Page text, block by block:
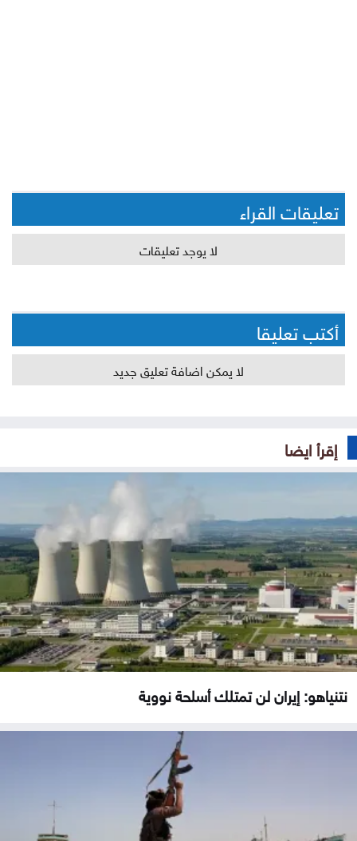
تعليقات القراء
لا يوجد تعليقات
أكتب تعليقا
لا يمكن اضافة تعليق جديد
إقرأ ايضا
نتنياهو: إيران لن تمتلك أسلحة نووية